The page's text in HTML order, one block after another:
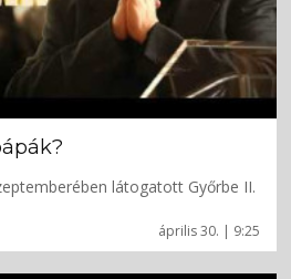
április 30. | 9:25
látogatott Győrbe II.